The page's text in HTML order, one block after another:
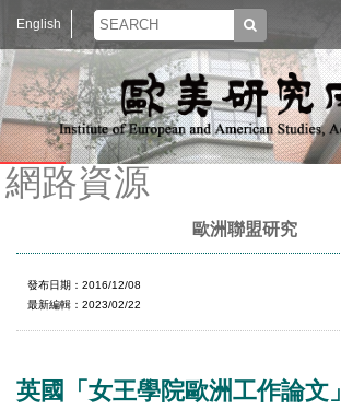
English
網路資源
歐洲聯盟研究
發布日期：2016/12/08
最新編輯：2023/02/22
英國「女王學院歐洲工作論文」